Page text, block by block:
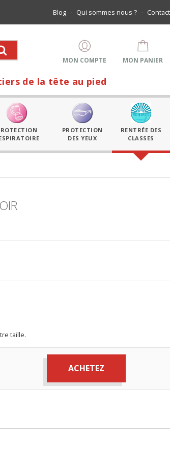
Blog - Qui sommes nous ? - Contact
MON COMPTE MON PANIER
tête au pied
PROTECTION
DES YEUX
RENTRÉE DES
CLASSES
taille.
ACHETEZ